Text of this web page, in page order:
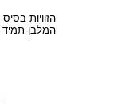
הזוויות
המלבן תמיד